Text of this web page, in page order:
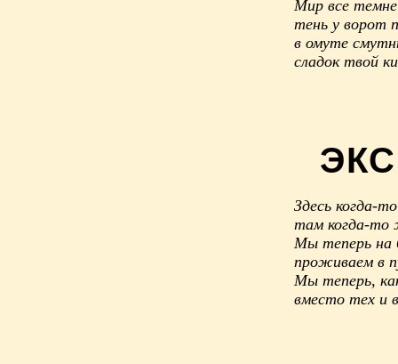
Мир все
тень у ворот
в омуте
сладок твой
Здесь когда-
там когда-то
Мы теперь на
проживаем в
Мы теперь,
вместо тех и